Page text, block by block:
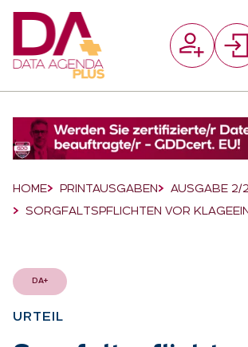
Breadcrumb-Navigation
HOME PRINTAUSGABEN
AUSGABE 2/
SORGFALTSPFLICHTEN VOR
DA+
UR­TEIL